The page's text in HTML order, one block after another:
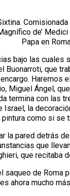
de’
Papa en
bajo las
que
Miguel Ángel,
termina con
la
pintura como si se
la pared detrás
que
que recitaba
de
ahora mucho